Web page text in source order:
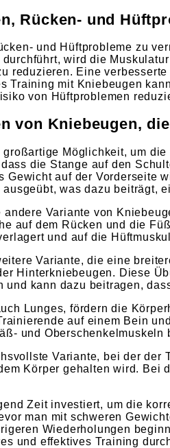
Rücken- und
und Hüftprobleme zu
wird die
reduzieren. Eine
Training mit Kniebeugen
von Hüftproblemen
von Kniebeugen,
Möglichkeit, um
die Stange auf den
Gewicht auf der Vorderseite
was dazu beiträgt,
Variante von
auf dem Rücken und die
und auf die
Variante, die eine
Hinterkniebeugen. Diese
und kann dazu beitragen,
Lunges, fördern die
auf einem Bein
und
Variante, bei der
Körper gehalten wird.
Zeit investiert, um die
man mit schweren
Wiederholungen
und effektives Training